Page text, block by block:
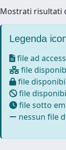
Mostrati risultati
Legenda
file ad
file
file
file
file sotto
nessun file